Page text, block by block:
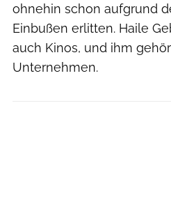
ohnehin schon aufgrund
Einbußen erlitten. Haile
auch Kinos, und ihm
Unternehmen.